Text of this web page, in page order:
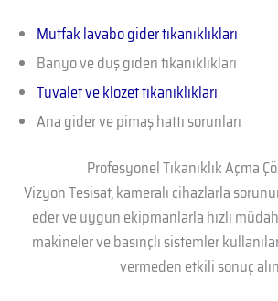
Mutfak lavabo gider tıkanıklıkları
Banyo ve duş gideri tıkanıklıkları
Tuvalet ve klozet tıkanıklıkları
Ana gider ve pimaş hattı sorunları
Profesyonel Tıkanıklık Açma
Vizyon Tesisat, kameralı cihazlarla
eder ve uygun ekipmanlarla hızlı
makineler ve basınçlı sistemler
vermeden etkili sonuç